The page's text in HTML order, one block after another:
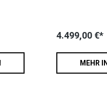
4.499,00 €*
MEHR